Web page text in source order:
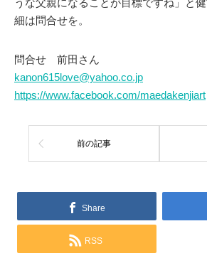
うな父親になることが目標ですね」と
細は問合せを。
問合せ 前田さん
kanon615love@yahoo.co.jp
https://www.facebook.com/maedakenjiart
前の記事
Share
RSS